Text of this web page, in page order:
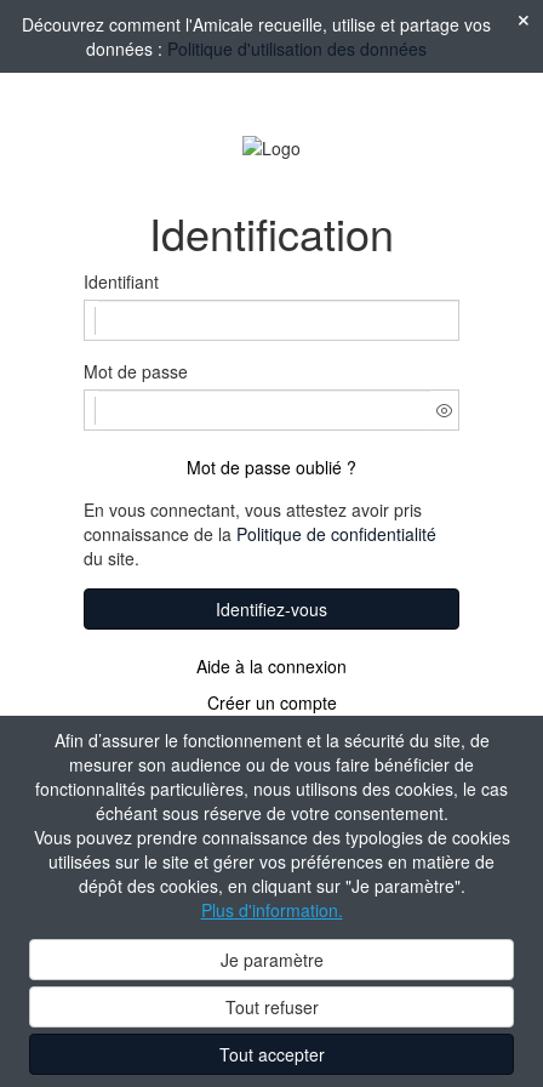
Afin d’assurer le fonctionnement et la sécurité du site, de
mesurer son audience ou de vous faire bénéficier de
fonctionnalités particulières, nous utilisons des cookies, le cas
échéant sous réserve de votre consentement.
Vous pouvez prendre connaissance des typologies de cookies
utilisées sur le site et gérer vos préférences en matière de
dépôt des cookies, en cliquant sur "Je paramètre".
Plus d'information.
Je paramètre
Tout refuser
Tout accepter
Découvrez comment l'Amicale recueille, utilise et partage vos
données : Politique d'utilisation des données
Identification
Identifiant
Mot de passe
Mot de passe oublié ?
En vous connectant, vous attestez avoir pris
connaissance de la Politique de confidentialité
du site.
Identifiez-vous
Aide à la connexion
Créer un compte